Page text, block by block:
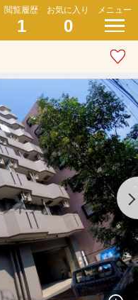
閲覧履歴
1
お気に入り
0
メニュー